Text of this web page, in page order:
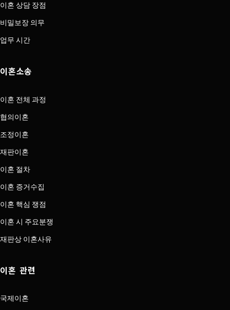
이혼 상담 장점
비밀보장 의무
업무 시간
이혼소송
이혼 전체 과정
협의이혼
조정이혼
재판이혼
이혼 절차
이혼 증거수집
이혼 핵심 쟁점
이혼 시 주요분쟁
재판상 이혼사유
이혼 관련
국제이혼